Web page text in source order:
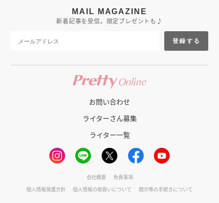
MAIL MAGAZINE
新着記事を受信。限定プレゼントも♪
登録する
お問い合わせ
ライターさん募集
ライター一覧
会社概要
免責事項
個人情報保護方針
個人情報の取扱いについて 開示等の手続きについて